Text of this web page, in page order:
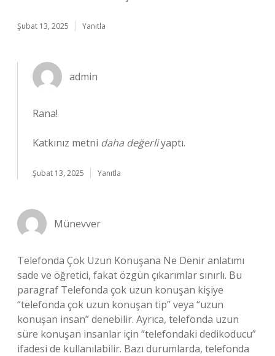
Şubat 13, 2025 Yanıtla
admin
Rana!
Katkınız metni daha değerliyaptı.
Şubat 13, 2025 Yanıtla
Münevver
Telefonda Çok Uzun Konuşana Ne Denir anlatımı
sade ve öğretici, fakat özgün çıkarımlar sınırlı. Bu
paragraf Telefonda çok uzun konuşan kişiye
“telefonda çok uzun konuşan tip” veya “uzun
konuşan insan” denebilir. Ayrıca, telefonda uzun
süre konuşan insanlar için “telefondaki dedikoducu”
ifadesi de kullanılabilir. Bazı durumlarda, telefonda